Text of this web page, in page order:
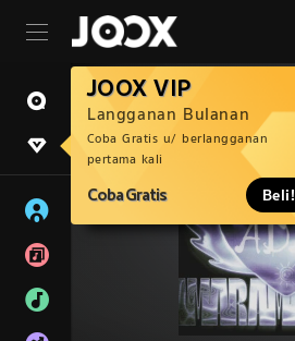
JOOX VIP
Langganan Bulanan
Coba Gratis u/ berlangganan
pertama kali
Coba Gratis Beli!